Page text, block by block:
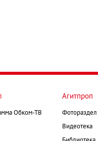
Обком-ТВ
Агитпроп
Фотораздел
Видеотека